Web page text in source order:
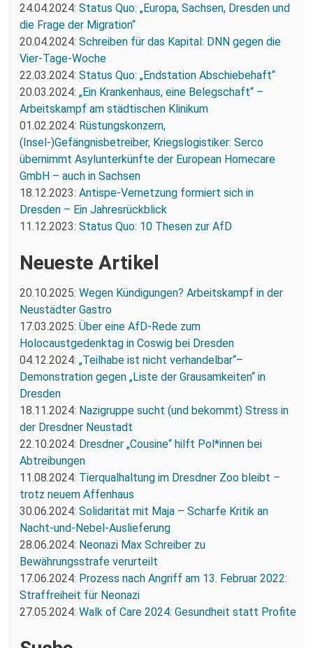
24.04.2024: Status Quo: „Europa, Sachsen, Dresden und
die Frage der Migration“
20.04.2024: Schreiben für das Kapital: DNN gegen die
Vier-Tage-Woche
22.03.2024: Status Quo: „Endstation Abschiebehaft“
20.03.2024: „Ein Krankenhaus, eine Belegschaft“ –
Arbeitskampf am städtischen Klinikum
01.02.2024: Rüstungskonzern,
(Insel-)Gefängnisbetreiber, Kriegslogistiker: Serco
übernimmt Asylunterkünfte der European Homecare
GmbH – auch in Sachsen
18.12.2023: Antispe-Vernetzung formiert sich in
Dresden – Ein Jahresrückblick
11.12.2023: Status Quo: 10 Thesen zur AfD
Neueste Artikel
20.10.2025: Wegen Kündigungen? Arbeitskampf in der
Neustädter Gastro
17.03.2025: Über eine AfD-Rede zum
Holocaustgedenktag in Coswig bei Dresden
04.12.2024: „Teilhabe ist nicht verhandelbar“–
Demonstration gegen „Liste der Grausamkeiten“ in
Dresden
18.11.2024: Nazigruppe sucht (und bekommt) Stress in
der Dresdner Neustadt
22.10.2024: Dresdner „Cousine“ hilft Pol*innen bei
Abtreibungen
11.08.2024: Tierqualhaltung im Dresdner Zoo bleibt –
trotz neuem Affenhaus
30.06.2024: Solidarität mit Maja – Scharfe Kritik an
Nacht-und-Nebel-Auslieferung
28.06.2024: Neonazi Max Schreiber zu
Bewährungsstrafe verurteilt
17.06.2024: Prozess nach Angriff am 13. Februar 2022:
Straffreiheit für Neonazi
27.05.2024: Walk of Care 2024: Gesundheit statt Profite